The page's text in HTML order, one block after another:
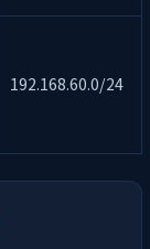
192.168.60.0/24